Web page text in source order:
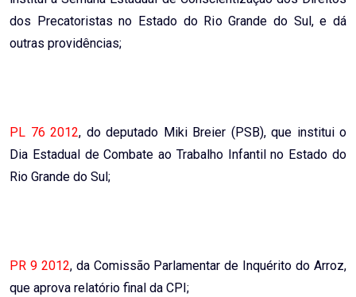
dos Precatoristas no Estado do Rio Grande do Sul, e dá
outras providências;
PL 76 2012, do deputado Miki Breier (PSB), que institui o
Dia Estadual de Combate ao Trabalho Infantil no Estado do
Rio Grande do Sul;
PR 9 2012, da Comissão Parlamentar de Inquérito do Arroz,
que aprova relatório final da CPI;